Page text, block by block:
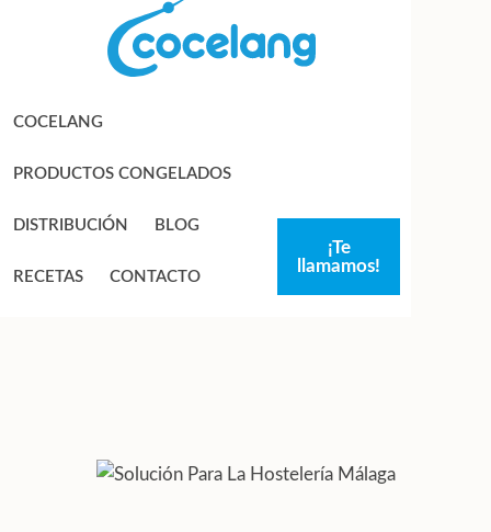
principal
COCELANG
PRODUCTOS CONGELADOS
DISTRIBUCIÓN BLOG
RECETAS CONTACTO
¡Te
llamamos!